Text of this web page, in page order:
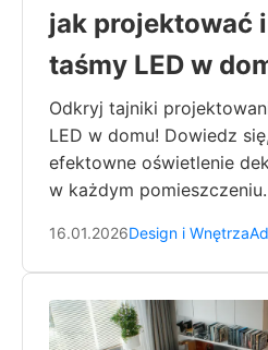
jak projektować
taśmy LED w
Odkryj tajniki
LED w domu! Dowiedz
efektowne oświetlenie
w każdym pomieszczeniu.
16.01.2026Design i Wnętrza